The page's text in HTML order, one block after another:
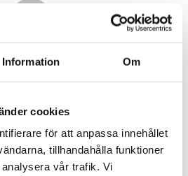
Information Om
cookies
för att anpassa innehållet
tillhandahålla funktioner
vår trafik. Vi